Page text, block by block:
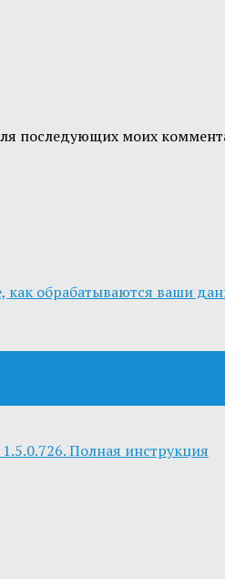
последующих моих
как обрабатываются ваши
Полная инструкция